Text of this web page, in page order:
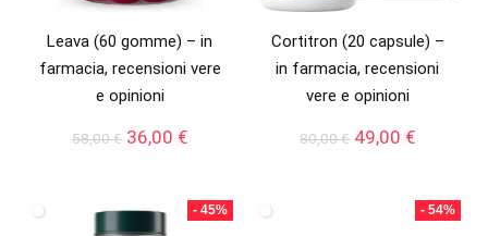
Leava (60 gomme) – in
farmacia, recensioni vere
e opinioni
58,00€ Il
58,00 €.
36,00 €Il
è:
36,00 €.
Cortitron (20 capsule) –
in farmacia, recensioni
vere e opinioni
80,00€ Il
80,00 €.
49,00 €Il
è:
49,00 €.
- 45% - 54%